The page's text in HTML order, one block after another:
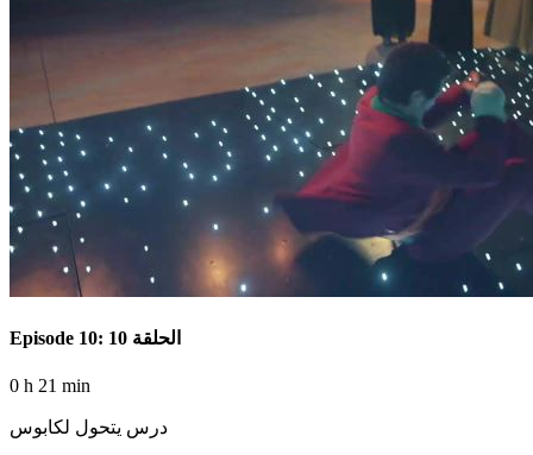
Episode 10: الحلقة 10
0 h 21 min
درس يتحول لكابوس